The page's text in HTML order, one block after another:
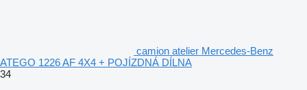
camion atelier Mercedes-Benz
ATEGO 1226 AF 4X4 + POJÍZDNÁ DÍLNA
34